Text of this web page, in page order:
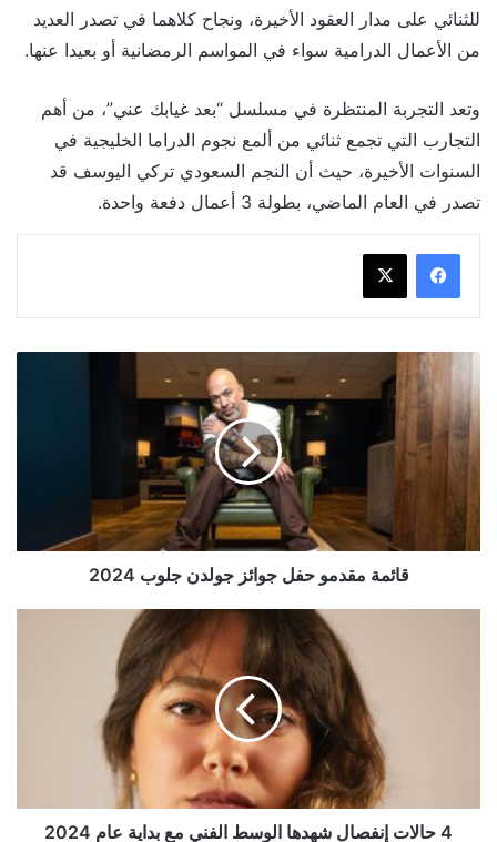
للثنائي على مدار العقود الأخيرة، ونجاح كلاهما في تصدر العديد
من الأعمال الدرامية سواء في المواسم الرمضانية أو بعيدا عنها.
وتعد التجربة المنتظرة في مسلسل “بعد غيابك عني”، من أهم
التجارب التي تجمع ثنائي من ألمع نجوم الدراما الخليجية في
السنوات الأخيرة، حيث أن النجم السعودي تركي اليوسف قد
تصدر في العام الماضي، بطولة 3 أعمال دفعة واحدة.
مقدمو
حفل
جوائز
جولدن
قائمة مقدمو حفل جوائز جولدن جلوب 2024
عام
20244 حالات إنفصال شهدها الوسط الفني مع بداية عام 2024